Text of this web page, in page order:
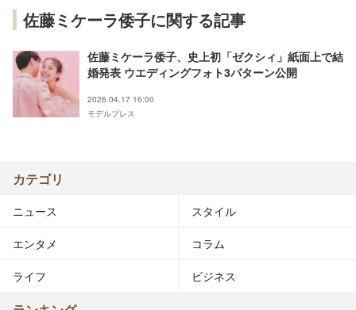
佐藤ミケーラ倭子に関する記事
佐藤ミケーラ倭子、史上初「ゼクシィ」紙面上で結
婚発表 ウエディングフォト3パターン公開
2026.04.17 16:00
モデルプレス
カテゴリ
ニュース スタイル
エンタメ コラム
ライフ ビジネス